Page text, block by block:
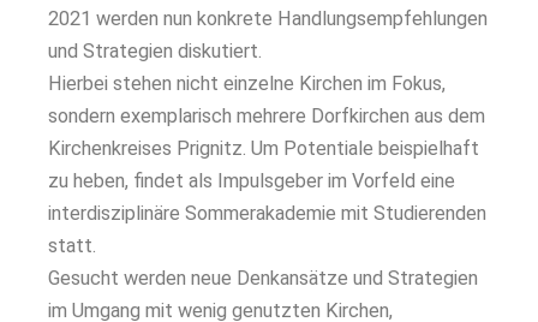
2021 werden nun konkrete Handlungsempfehlungen
und Strategien diskutiert.
Hierbei stehen nicht einzelne Kirchen im Fokus,
sondern exemplarisch mehrere Dorfkirchen aus dem
Kirchenkreises Prignitz. Um Potentiale beispielhaft
zu heben, findet als Impulsgeber im Vorfeld eine
interdisziplinäre Sommerakademie mit Studierenden
statt.
Gesucht werden neue Denkansätze und Strategien
im Umgang mit wenig genutzten Kirchen,